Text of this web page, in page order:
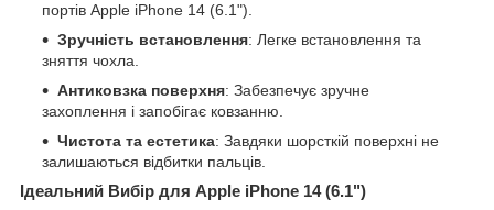
портів Apple iPhone 14 (6.1").
Зручність встановлення: Легке встановлення та
зняття чохла.
Антиковзка поверхня: Забезпечує зручне
захоплення і запобігає ковзанню.
Чистота та естетика: Завдяки шорсткій поверхні не
залишаються відбитки пальців.
Ідеальний Вибір для Apple iPhone 14 (6.1")